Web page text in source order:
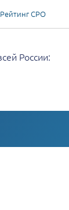
Рейтинг СРО
России: